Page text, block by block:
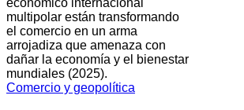
económico internacional
multipolar están transformando
el comercio en un arma
arrojadiza que amenaza con
dañar la economía y el bienestar
mundiales (2025).
Comercio y geopolítica